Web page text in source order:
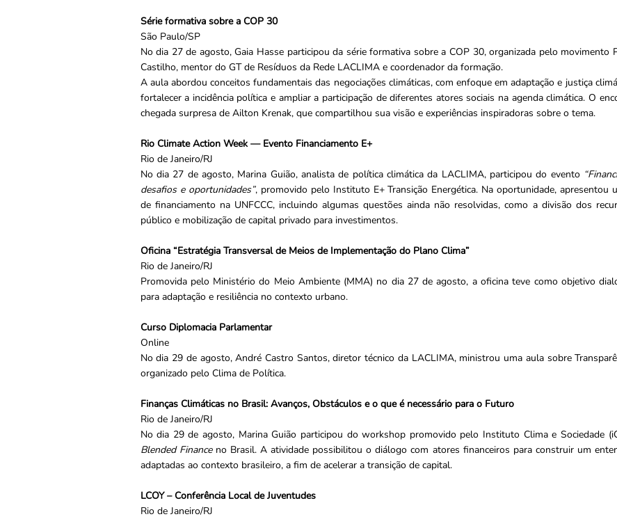
Série formativa sobre a COP 30
São Paulo/SP
No dia 27 de agosto, Gaia Hasse participou da série formativa sobre a COP 30, organizada pelo movimento
Castilho, mentor do GT de Resíduos da Rede LACLIMA e coordenador da formação.
A aula abordou conceitos fundamentais das negociações climáticas, com enfoque em adaptação e justiça
fortalecer a incidência política e ampliar a participação de diferentes atores sociais na agenda climática. O
chegada surpresa de Ailton Krenak, que compartilhou sua visão e experiências inspiradoras sobre o tema.
Rio Climate Action Week — Evento Financiamento E+
Rio de Janeiro/RJ
No dia 27 de agosto, Marina Guião, analista de política climática da LACLIMA, participou do evento
desafios e oportunidades”, promovido pelo Instituto E+ Transição Energética. Na oportunidade, apresentou
de financiamento na UNFCCC, incluindo algumas questões ainda não resolvidas, como a divisão dos
público e mobilização de capital privado para investimentos.
Oficina “Estratégia Transversal de Meios de Implementação do Plano Clima”
Rio de Janeiro/RJ
Promovida pelo Ministério do Meio Ambiente (MMA) no dia 27 de agosto, a oficina teve como objetivo
para adaptação e resiliência no contexto urbano.
Curso Diplomacia Parlamentar
Online
No dia 29 de agosto, André Castro Santos, diretor técnico da LACLIMA, ministrou uma aula sobre
organizado pelo Clima de Política.
Finanças Climáticas no Brasil: Avanços, Obstáculos e o que é necessário para o Futuro
Rio de Janeiro/RJ
No dia 29 de agosto, Marina Guião participou do workshop promovido pelo Instituto Clima e Sociedade
Blended Financeno Brasil. A atividade possibilitou o diálogo com atores financeiros para construir um
adaptadas ao contexto brasileiro, a fim de acelerar a transição de capital.
LCOY – Conferência Local de Juventudes
Rio de Janeiro/RJ